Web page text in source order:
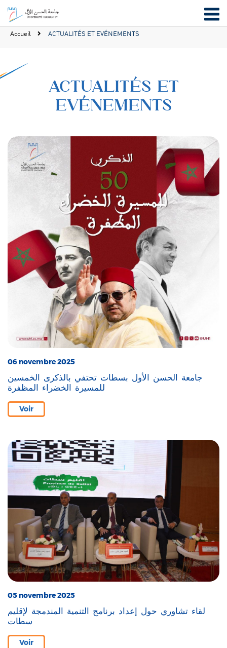
Accueil ACTUALITÉS ET EVÉNEMENTS
ACTUALITÉS ET
EVÉNEMENTS
06 novembre 2025
جامعة الحسن الأول بسطات تحتفي بالذكرى الخمسين
للمسيرة الخضراء المظفرة
Voir
05 novembre 2025
لقاء تشاوري حول إعداد برنامج التنمية المندمجة لإقليم
سطات
Voir